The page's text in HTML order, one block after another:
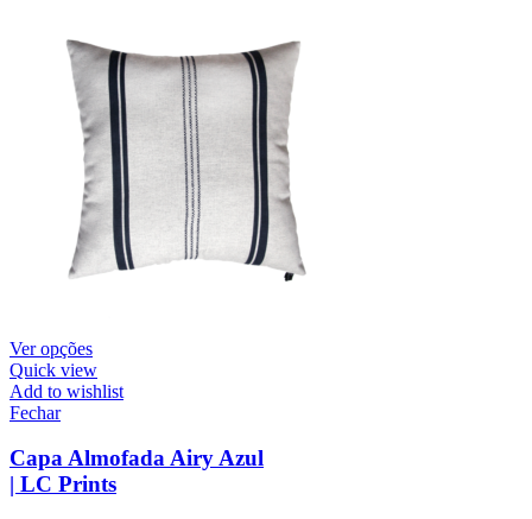
Ver opções
Quick view
Add to wishlist
Fechar
Capa Almofada Airy Azul
| LC Prints